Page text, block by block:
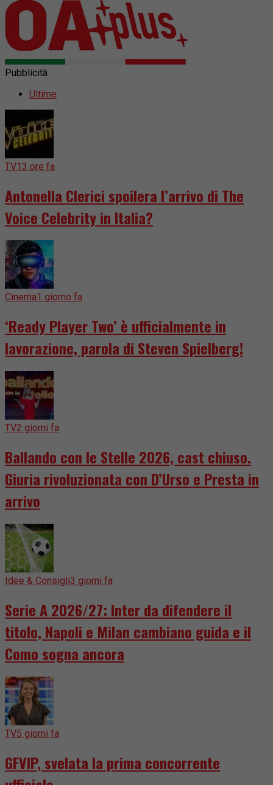
Pubblicità
Ultime
TV13 ore fa
Antonella Clerici spoilera l’arrivo di The
Voice Celebrity in Italia?
Cinema1 giorno fa
‘Ready Player Two’ è ufficialmente in
lavorazione, parola di Steven Spielberg!
TV2 giorni fa
Ballando con le Stelle 2026, cast chiuso.
Giuria rivoluzionata con D’Urso e Presta in
arrivo
Idee & Consigli3 giorni fa
Serie A 2026/27: Inter da difendere il
titolo, Napoli e Milan cambiano guida e il
Como sogna ancora
TV5 giorni fa
GFVIP, svelata la prima concorrente